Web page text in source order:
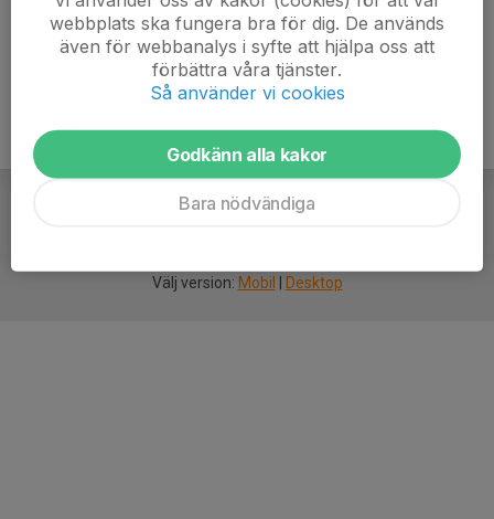
Välj version: Mobil Desktop
webbplats ska fungera bra för dig. De används
även för webbanalys i syfte att hjälpa oss att
förbättra våra tjänster.
Så använder vi cookies
Godkänn alla kakor
Bara nödvändiga